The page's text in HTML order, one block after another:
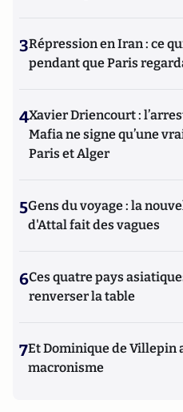
3Répression en Iran : ce
pendant que Paris
4Xavier Driencourt :
Mafia ne signe qu’une
Paris et Alger
5Gens du voyage : la
d'Attal fait des vagues
6Ces quatre pays
renverser la table
7Et Dominique de Villepin
macronisme